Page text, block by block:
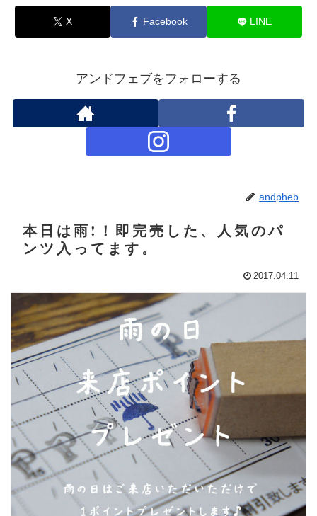
X Facebook LINE
アンドフェブをフォローする
andpheb
本日は雨!！即完売した、人気のパ
ンツ入ってます。
2017.04.11